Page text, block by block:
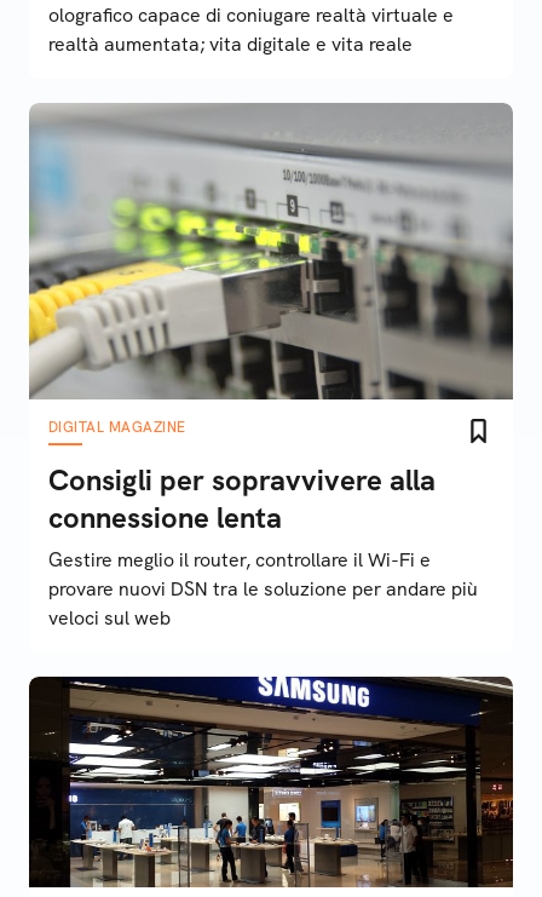
olografico capace di coniugare realtà virtuale e
realtà aumentata; vita digitale e vita reale
DIGITAL MAGAZINE
Consigli per sopravvivere alla
connessione lenta
Gestire meglio il router, controllare il Wi-Fi e
provare nuovi DSN tra le soluzione per andare più
veloci sul web